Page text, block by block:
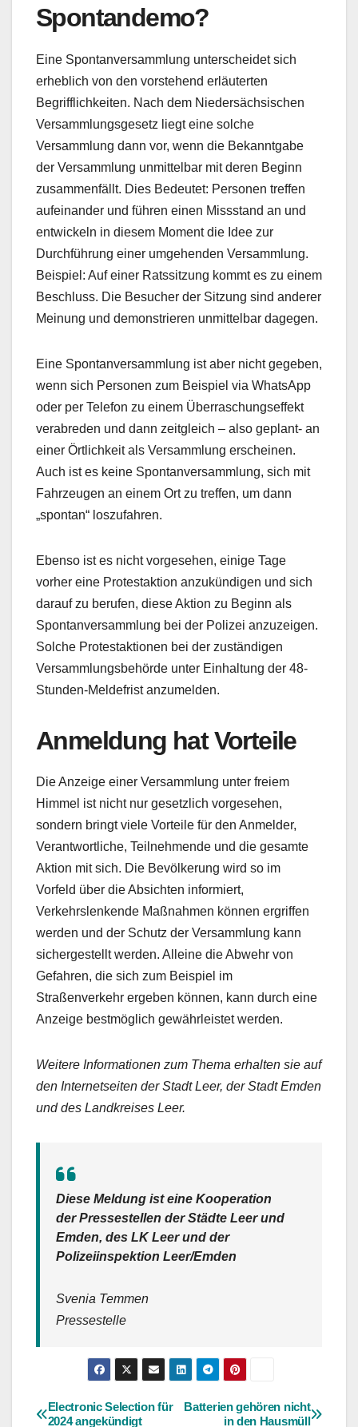
Spontandemo?
Eine Spontanversammlung unterscheidet sich
erheblich von den vorstehend erläuterten
Begrifflichkeiten. Nach dem Niedersächsischen
Versammlungsgesetz liegt eine solche
Versammlung dann vor, wenn die Bekanntgabe
der Versammlung unmittelbar mit deren Beginn
zusammenfällt. Dies Bedeutet: Personen treffen
aufeinander und führen einen Missstand an und
entwickeln in diesem Moment die Idee zur
Durchführung einer umgehenden Versammlung.
Beispiel: Auf einer Ratssitzung kommt es zu einem
Beschluss. Die Besucher der Sitzung sind anderer
Meinung und demonstrieren unmittelbar dagegen.
Eine Spontanversammlung ist aber nicht gegeben,
wenn sich Personen zum Beispiel via WhatsApp
oder per Telefon zu einem Überraschungseffekt
verabreden und dann zeitgleich – also geplant- an
einer Örtlichkeit als Versammlung erscheinen.
Auch ist es keine Spontanversammlung, sich mit
Fahrzeugen an einem Ort zu treffen, um dann
„spontan“ loszufahren.
Ebenso ist es nicht vorgesehen, einige Tage
vorher eine Protestaktion anzukündigen und sich
darauf zu berufen, diese Aktion zu Beginn als
Spontanversammlung bei der Polizei anzuzeigen.
Solche Protestaktionen bei der zuständigen
Versammlungsbehörde unter Einhaltung der 48-
Stunden-Meldefrist anzumelden.
Anmeldung hat Vorteile
Die Anzeige einer Versammlung unter freiem
Himmel ist nicht nur gesetzlich vorgesehen,
sondern bringt viele Vorteile für den Anmelder,
Verantwortliche, Teilnehmende und die gesamte
Aktion mit sich. Die Bevölkerung wird so im
Vorfeld über die Absichten informiert,
Verkehrslenkende Maßnahmen können ergriffen
werden und der Schutz der Versammlung kann
sichergestellt werden. Alleine die Abwehr von
Gefahren, die sich zum Beispiel im
Straßenverkehr ergeben können, kann durch eine
Anzeige bestmöglich gewährleistet werden.
Weitere Informationen zum Thema erhalten sie auf
den Internetseiten der Stadt Leer, der Stadt Emden
und des Landkreises Leer.
Diese Meldung ist eine Kooperation
der Pressestellen der Städte Leer und
Emden, des LK Leer und der
Polizeiinspektion Leer/Emden
Svenia Temmen
Pressestelle
BeitragsnavigationBatterien gehören nicht
in den Hausmüll
Electronic Selection für
2024 angekündigt